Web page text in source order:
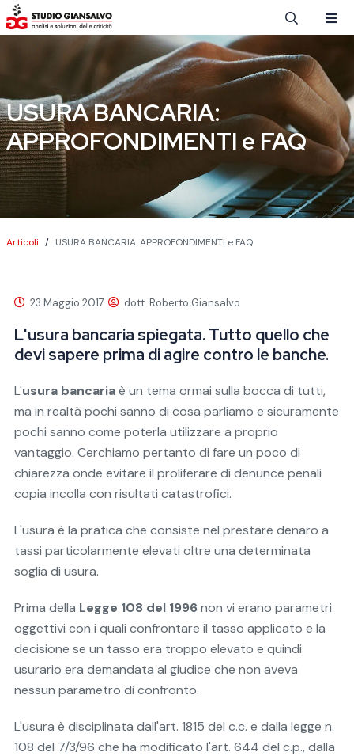
Salta al contenuto principale
USURA BANCARIA:
APPROFONDIMENTI e FAQ
Briciole di pane
Articoli USURA BANCARIA: APPROFONDIMENTI e FAQ
23 Maggio 2017 dott. Roberto Giansalvo
L'usura bancaria spiegata. Tutto quello che
devi sapere prima di agire contro le banche.
L'usura bancariaè un tema ormai sulla bocca di tutti,
ma in realtà pochi sanno di cosa parliamo e sicuramente
pochi sanno come poterla utilizzare a proprio
vantaggio. Cerchiamo pertanto di fare un poco di
chiarezza onde evitare il proliferare di denunce penali
copia incolla con risultati catastrofici.
L'usura è la pratica che consiste nel prestare denaro a
tassi particolarmente elevati oltre una determinata
soglia di usura.
Prima della Legge 108 del 1996non vi erano parametri
oggettivi con i quali confrontare il tasso applicato e la
decisione se un tasso era troppo elevato e quindi
usurario era demandata al giudice che non aveva
nessun parametro di confronto.
L'usura è disciplinata dall'art. 1815 del c.c. e dalla legge n.
108 del 7/3/96 che ha modificato l'art. 644 del c.p., dalla